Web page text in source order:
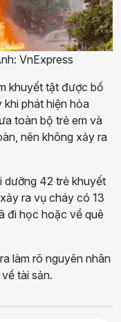
VnExpress
khuyết tật được bố
khi phát hiện hỏa
toàn bộ trẻ em và
nên không xảy ra
dưỡng 42 trẻ khuyết
ra vụ cháy có 13
đi học hoặc về quê
làm rõ nguyên nhân
tài sản.